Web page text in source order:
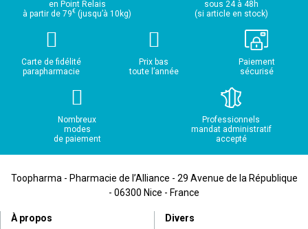
en Point Relais
à partir de 79€ (jusqu’à 10kg)
sous 24 à 48h
(si article en stock)
Carte de fidélité
parapharmacie
Prix bas
toute l’année
Paiement
sécurisé
Nombreux
modes
de paiement
Professionnels
mandat administratif
accepté
Toopharma - Pharmacie de l’Alliance - 29 Avenue de la République
- 06300 Nice - France
À propos Divers